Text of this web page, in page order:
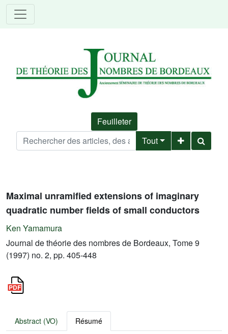
Feuilleter
Tout
Maximal unramified extensions of imaginary
quadratic number fields of small conductors
Ken Yamamura
Journal de théorie des nombres de Bordeaux, Tome 9
(1997) no. 2, pp. 405-448
Abstract (VO) Résumé